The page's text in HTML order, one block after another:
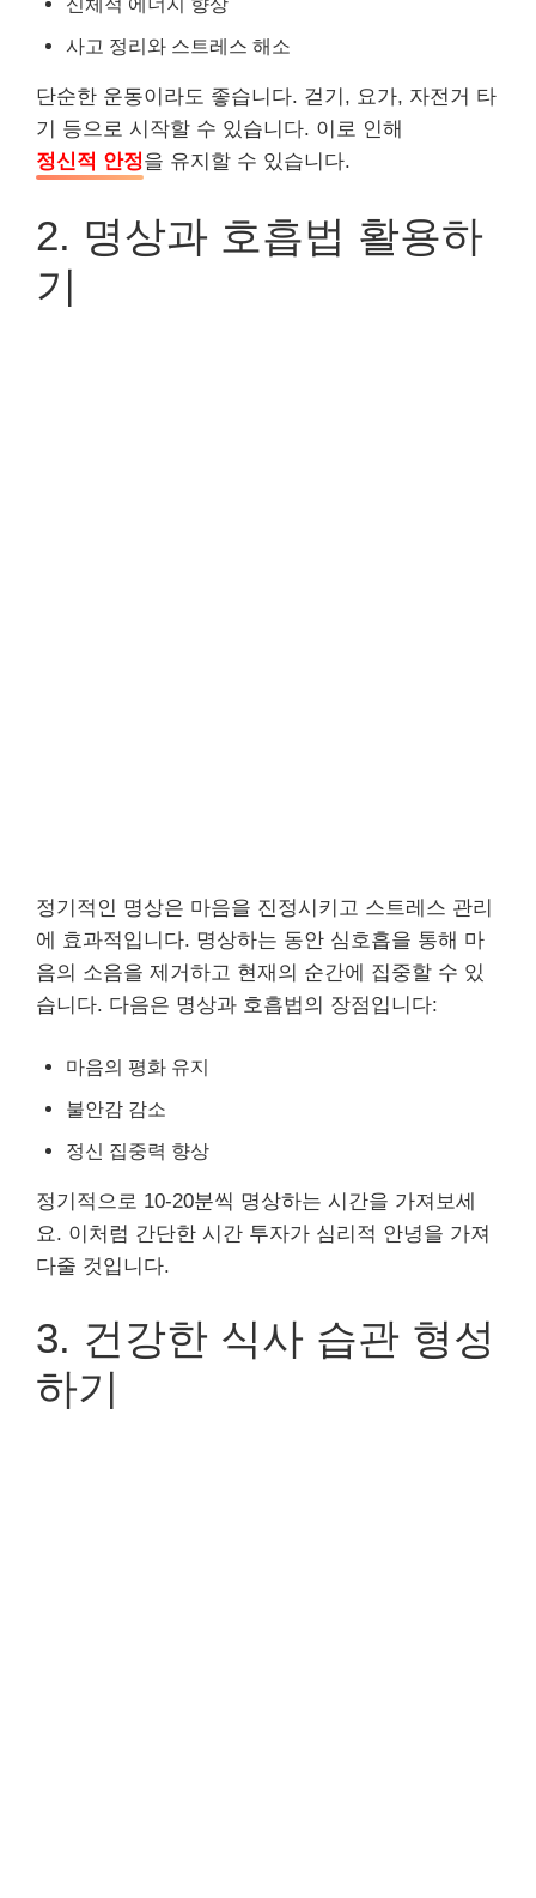
사고 정리와 스트레스 해소
단순한 운동이라도 좋습니다. 걷기, 요가, 자전거 타
기 등으로 시작할 수 있습니다. 이로 인해
정신적 안정을 유지할 수 있습니다.
2. 명상과 호흡법 활용하
기
정기적인 명상은 마음을 진정시키고 스트레스 관리
에 효과적입니다. 명상하는 동안 심호흡을 통해 마
음의 소음을 제거하고 현재의 순간에 집중할 수 있
습니다. 다음은 명상과 호흡법의 장점입니다:
마음의 평화 유지
불안감 감소
정신 집중력 향상
정기적으로 10-20분씩 명상하는 시간을 가져보세
요. 이처럼 간단한 시간 투자가 심리적 안녕을 가져
다줄 것입니다.
3. 건강한 식사 습관 형성
하기